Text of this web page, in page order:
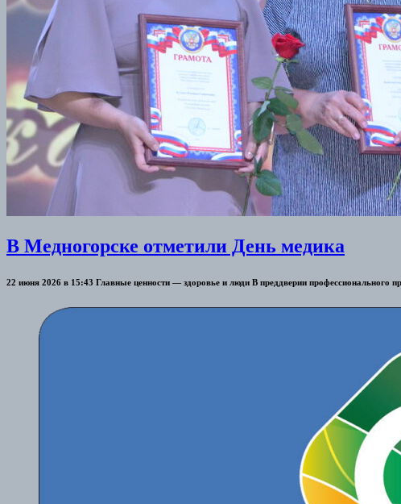
В Медногорске отметили День медика
22 июня 2026 в 15:43 Главные ценности — здоровье и люди В преддверии профессионального